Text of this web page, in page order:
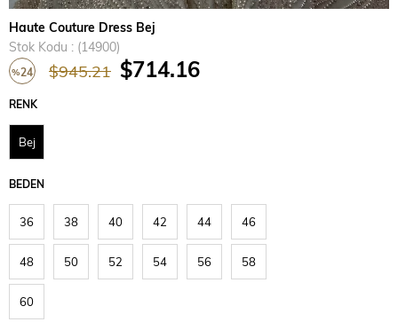
Haute Couture Dress Bej
Stok Kodu
(14900)
%24
İndirim
$945.21 $714.16
RENK
Bej
BEDEN
36 38 40 42 44 46
48 50 52 54 56 58
60